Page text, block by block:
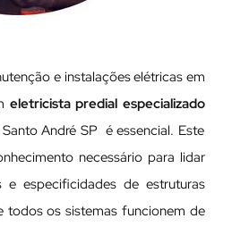
e instalações elétricas em
eletricista predial especializado
André SP é essencial. Este
necessário para lidar
e especificidades de estruturas
todos os sistemas funcionem de